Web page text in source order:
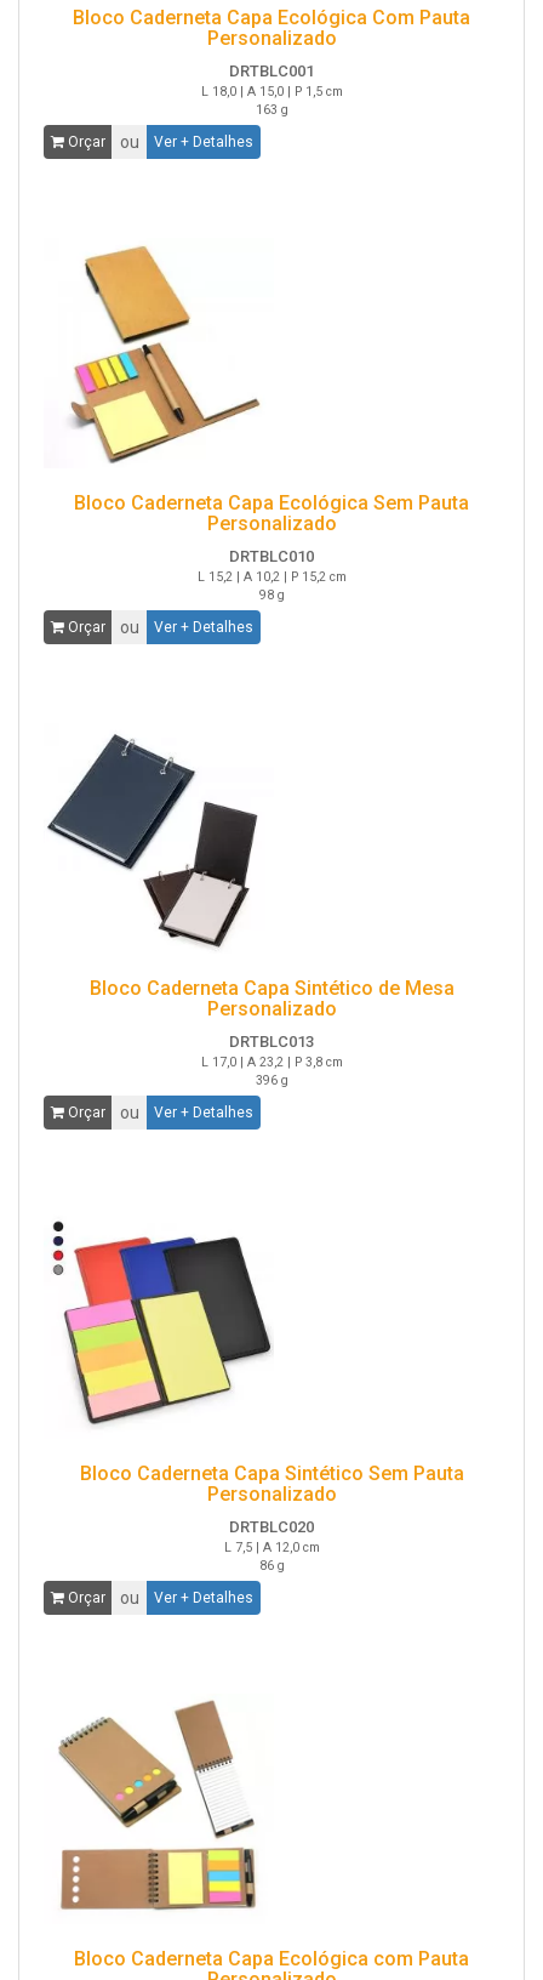
Bloco Caderneta Capa Ecológica Com Pauta
Personalizado
DRTBLC001
L 18,0 | A 15,0 | P 1,5 cm
163 g
Orçar ou Ver + Detalhes
Bloco Caderneta Capa Ecológica Sem Pauta
Personalizado
DRTBLC010
L 15,2 | A 10,2 | P 15,2 cm
98 g
Orçar ou Ver + Detalhes
Bloco Caderneta Capa Sintético de Mesa
Personalizado
DRTBLC013
L 17,0 | A 23,2 | P 3,8 cm
396 g
Orçar ou Ver + Detalhes
Bloco Caderneta Capa Sintético Sem Pauta
Personalizado
DRTBLC020
L 7,5 | A 12,0 cm
86 g
Orçar ou Ver + Detalhes
Bloco Caderneta Capa Ecológica com Pauta